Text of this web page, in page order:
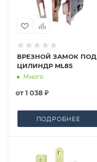
ВРЕЗНОЙ ЗАМОК ПОД
ЦИЛИНДР ML85
Много
от1 038 ₽
ПОДРОБНЕЕ